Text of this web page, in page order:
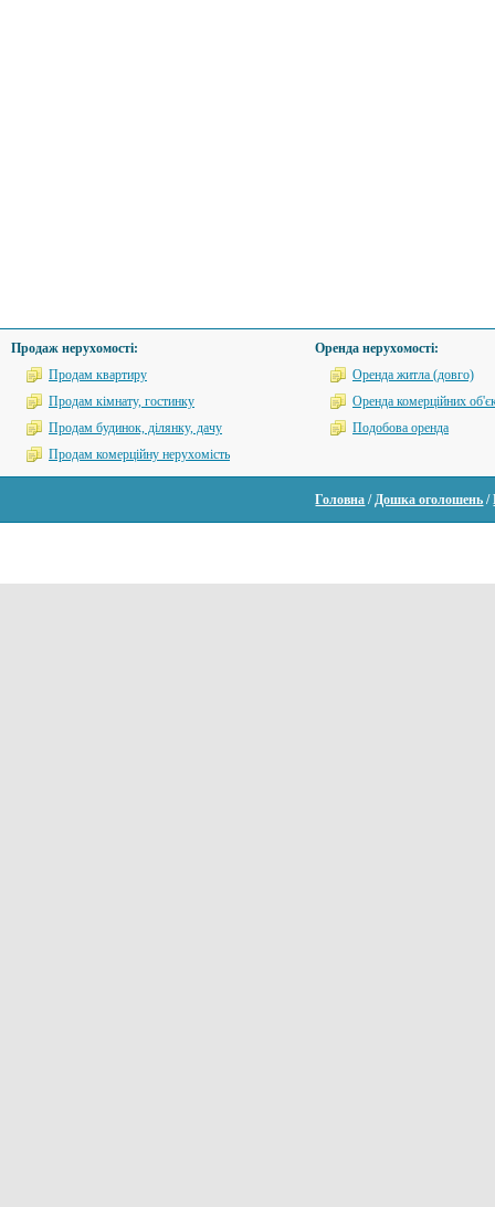
Оренда нерухомості:
Оренда житла (довго)
Оренда комерційних
Подобова оренда
Продаж нерухомості:
Продам квартиру
Продам кімнату, гостинку
Продам будинок, ділянку, дачу
Продам комерційну нерухомість
Головна /Дошка оголошень /